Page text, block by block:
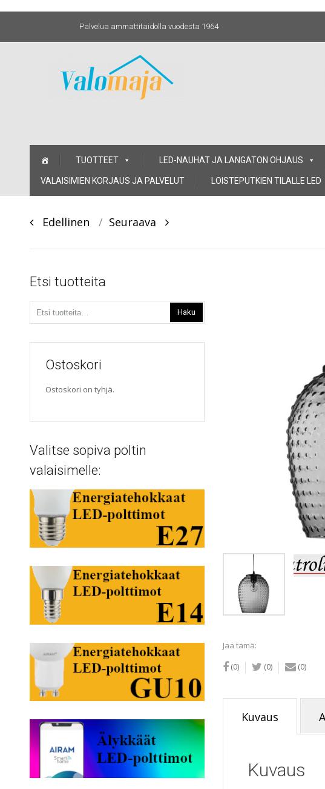
Palvelua ammattitaidolla vuodesta 1964
TUOTTEET LED-NAUHAT JA LANGATON OHJAUS
VALAISIMIEN KORJAUS JA PALVELUT LOISTEPUTKIEN TILALLE LED
Post
Edellinen Seuraava
Jaa tämä:
(0) (0) (0)
Kuvaus
Kuvaus
Etsi tuotteita
Haku
Ostoskori
Ostoskori on tyhjä.
Valitse sopiva poltin
valaisimelle: